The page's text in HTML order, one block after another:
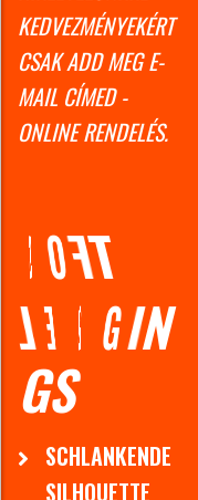
KEDVEZMÉNYEKÉRT
CSAK ADD MEG E-
MAIL CÍMED -
ONLINE RENDELÉS.
S OF T
LE G GI N
GS
SCHLANKENDE
SILHOUETTE